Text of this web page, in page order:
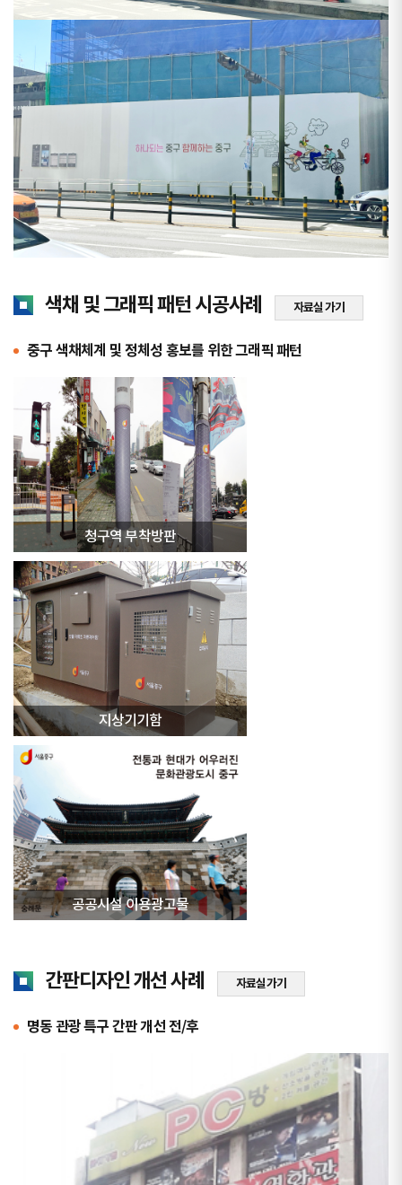
색채 및 그래픽 패턴 시공사례 자료실 가기
중구 색채체계 및 정체성 홍보를 위한 그래픽 패턴
청구역 부착방판
지상기기함
공공시설 이용광고물
간판디자인 개선 사례 자료실 가기
명동 관광 특구 간판 개선 전/후